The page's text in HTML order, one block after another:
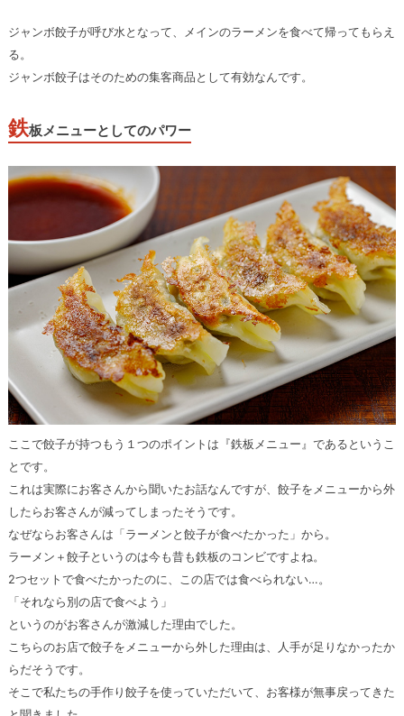
ジャンボ餃子が呼び水となって、メインのラーメンを食べて帰ってもらえ
る。
ジャンボ餃子はそのための集客商品として有効なんです。
鉄板メニューとしてのパワー
ここで餃子が持つもう１つのポイントは『鉄板メニュー』であるというこ
とです。
これは実際にお客さんから聞いたお話なんですが、餃子をメニューから外
したらお客さんが減ってしまったそうです。
なぜならお客さんは「ラーメンと餃子が食べたかった」から。
ラーメン＋餃子というのは今も昔も鉄板のコンビですよね。
2つセットで食べたかったのに、この店では食べられない…。
「それなら別の店で食べよう」
というのがお客さんが激減した理由でした。
こちらのお店で餃子をメニューから外した理由は、人手が足りなかったか
らだそうです。
そこで私たちの手作り餃子を使っていただいて、お客様が無事戻ってきた